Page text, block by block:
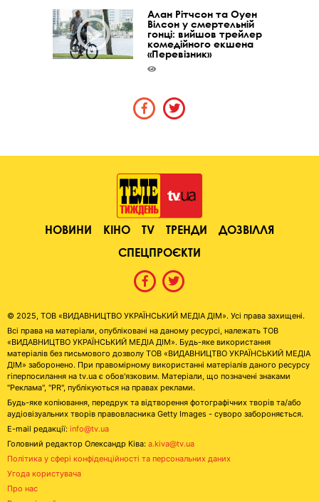
Алан Рітчсон та Оуен
Вілсон у смертельній
гонці: вийшов трейлер
комедійного екшена
«Перевізник»
НОВИНИ КІНО TV ТРЕНДИ
ДОЗВІЛЛЯ
СПЕЦПРОЄКТИ
© 2025, ТОВ «ВИДАВНИЦТВО УКРАЇНСЬКИЙ МЕДІА ДІМ». Усі права захищені.
Всі права на матеріали, опубліковані на даному ресурсі, належать ТОВ
«ВИДАВНИЦТВО УКРАЇНСЬКИЙ МЕДІА ДІМ». Будь-яке використання
матеріалів без письмового дозволу ТОВ «ВИДАВНИЦТВО УКРАЇНСЬКИЙ МЕДІА
ДІМ» заборонено. При правомірному використанні матеріалів даного ресурсу
гіперпосилання на tv.ua є обов'язковим. Матеріали, що позначені знаками
"Реклама", "PR", публікуються на правах реклами.
Будь-яке копіювання, передрук та відтворення фотографічних творів та/або
аудіовізуальних творів правовласника Getty Images - суворо забороняється.
E-mail редакції: info@tv.ua
Головний редактор Олександр Ківа: a.kiva@tv.ua
Політика у сфері конфіденційності та персональних даних
Угода користувача
Про нас